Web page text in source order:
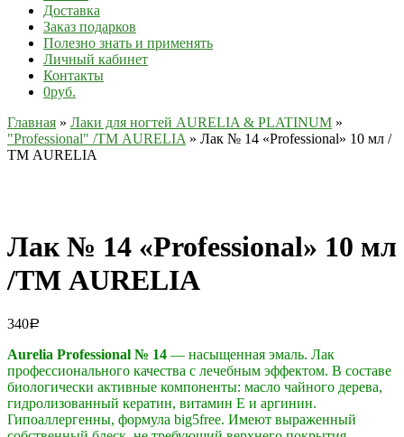
Доставка
Заказ подарков
Полезно знать и применять
Личный кабинет
Контакты
0руб.
Главная » Лаки для ногтей AURELIA & PLATINUM »
"Professional" /ТМ AURELIA » Лак № 14 «Professional» 10 мл /
ТМ AURELIA
Лак № 14 «Professional» 10 мл
/ТМ AURELIA
340Р
Aurelia Professional № 14 — насыщенная эмаль. Лак
профессионального качества с лечебным эффектом. В составе
биологически активные компоненты: масло чайного дерева,
гидролизованный кератин, витамин Е и аргинин.
Гипоаллергенны, формула big5free. Имеют выраженный